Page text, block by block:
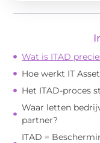
Wat is ITAD
Hoe werkt IT
Het ITAD-proces
Waar letten
partner?
ITAD =